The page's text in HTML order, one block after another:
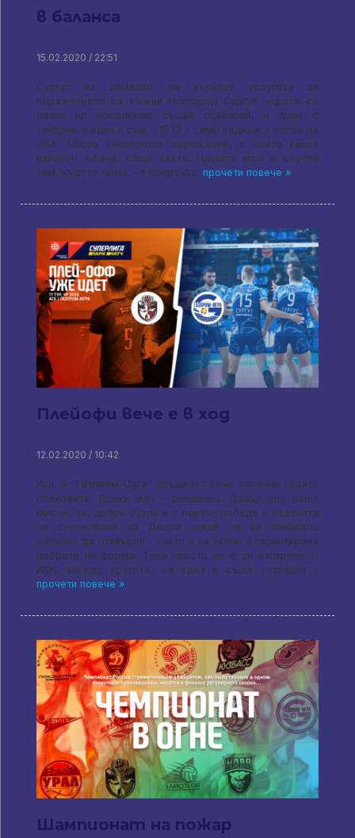
в баланса
15.02.2020 / 22:51
Сургут аз замалко да върнете услугата за
поражението на Нижни Новгород Сургут: играта се
разви по абсолютно същия сценарий, и дори с
тайбрек е един и същ - 15:13 - само веднъж в полза на
ASA. Много унизително поражение, в който никой
виновен. обаче, общо взето, Нашата игра е счупен
там, където тънък - в doigrovku. прочети повече »
Плейофи вече е в ход
12.02.2020 / 10:42
Кой, и "Газпром-Ugra" всъщност вече започна своите
плейофите. Всеки мач - решаващ. Добър или лош?
мисля, че, добре. Дори и с повече победи в задачата
за спечелване на Долна никой не би трябвало
напълно да отхвърли - както и на екипа е гарантирана
добрата ни форма. Това просто не е за изгаряне. U
ASK, между другото, за една и съща ситуация -
прочети повече »
Шампионат на пожар